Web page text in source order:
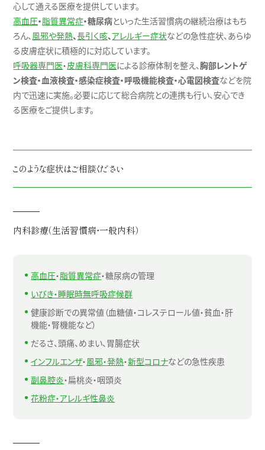
心して通える医療を提供しています。
高血圧・脂質異常症・糖尿病といった生活習慣病の継続治療はもち
ろん、風邪や発熱、長引く咳、アレルギー症状などの急性症状、あらゆ
る皮膚症状に積極的に対応しています。
呼吸器専門医・皮膚科専門医による診療体制を整え、胸部レントゲ
ン検査・血液検査・感染症検査・呼吸機能検査・心電図検査などを院
内で迅速に実施。必要に応じて総合病院との連携も行い、安心でき
る医療をご提供します。
このような症状はご相談ください
内科診療（生活習慣病・一般内科）
高血圧・脂質異常症・糖尿病の管理
いびき・睡眠時無呼吸症候群
健康診断での異常値（血糖値・コレステロール値・貧血・肝
機能・腎機能など）
だるさ、頭痛、めまい、胃腸症状
インフルエンザ・風邪・発熱・新型コロナなどの急性疾患
副鼻腔炎・扁桃炎・咽頭炎
花粉症・アレルギ性鼻炎